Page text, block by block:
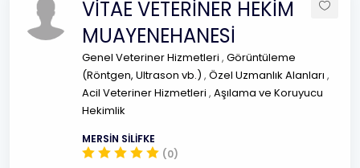
VİTAE VETERİNER HEKİM
MUAYENEHANESİ
Genel Veteriner Hizmetleri , Görüntüleme
(Röntgen, Ultrason vb.) , Özel Uzmanlık Alanları ,
Acil Veteriner Hizmetleri , Aşılama ve Koruyucu
Hekimlik
MERSİN SİLİFKE
(0)